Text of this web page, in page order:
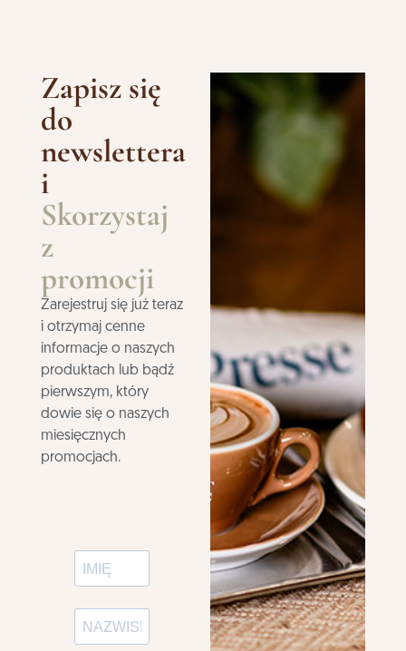
Zapisz się
do
newslettera
i
Skorzystaj
z
promocji
Zarejestruj się już teraz
i otrzymaj cenne
informacje o naszych
produktach lub bądź
pierwszym, który
dowie się o naszych
miesięcznych
promocjach.